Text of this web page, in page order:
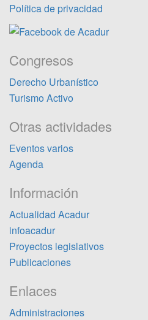
Política de privacidad
Congresos
Derecho Urbanístico
Turismo Activo
Otras actividades
Eventos varios
Agenda
Información
Actualidad Acadur
infoacadur
Proyectos legislativos
Publicaciones
Enlaces
Administraciones